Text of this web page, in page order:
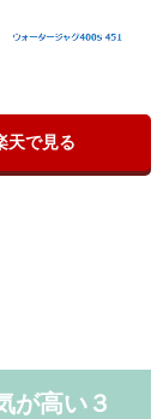
天で見る
が高い３